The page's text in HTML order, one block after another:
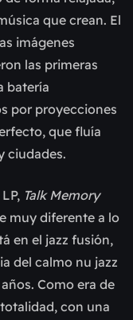
que crean. El
imágenes
las primeras
batería
por proyecciones
que fluía
ciudades.
Talk Memory
muy diferente a lo
en el jazz fusión,
del calmo nu jazz
Como era de
con una